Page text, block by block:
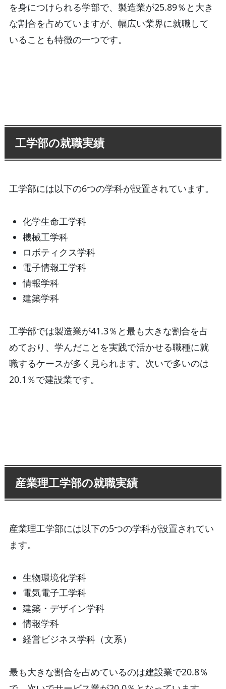
を身につけられる学部で、製造業が25.89％と大き
な割合を占めていますが、幅広い業界に就職して
いることも特徴の一つです。
工学部の就職実績
工学部には以下の6つの学科が設置されています。
化学生命工学科
機械工学科
ロボティクス学科
電子情報工学科
情報学科
建築学科
工学部では製造業が41.3％と最も大きな割合を占
めており、学んだことを実践で活かせる職種に就
職するケースが多く見られます。次いで多いのは
20.1％で建設業です。
産業理工学部の就職実績
産業理工学部には以下の5つの学科が設置されてい
ます。
生物環境化学科
電気電子工学科
建築・デザイン学科
情報学科
経営ビジネス学科（文系）
最も大きな割合を占めているのは建設業で20.8％